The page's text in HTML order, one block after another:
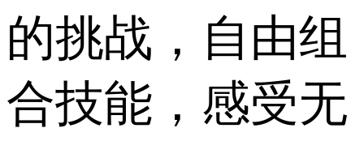
的挑战，自由组
合技能，感受无